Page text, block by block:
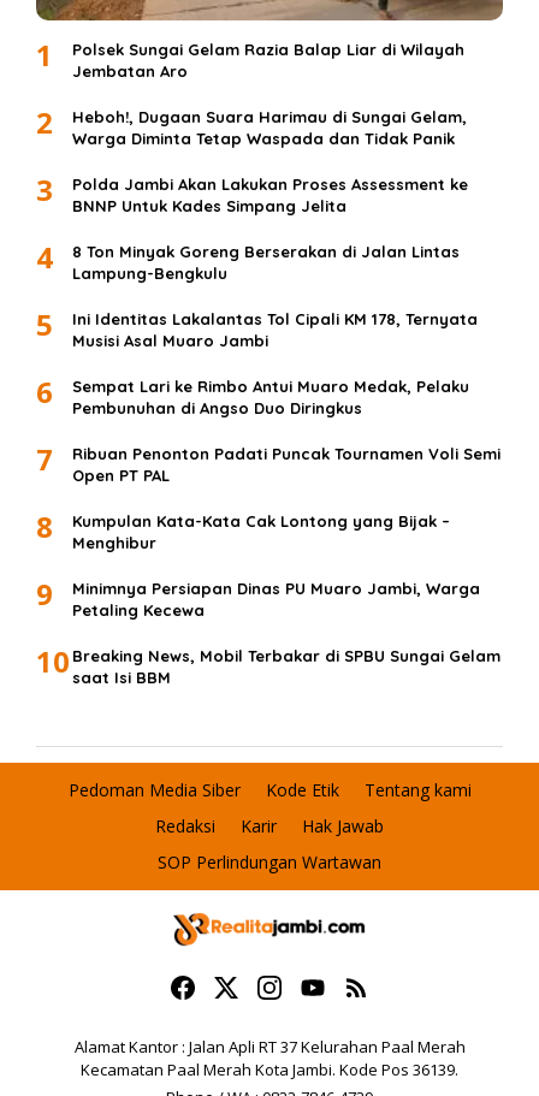
1
Polsek Sungai Gelam Razia Balap Liar di Wilayah
Jembatan Aro
2
Heboh!, Dugaan Suara Harimau di Sungai Gelam,
Warga Diminta Tetap Waspada dan Tidak Panik
3
Polda Jambi Akan Lakukan Proses Assessment ke
BNNP Untuk Kades Simpang Jelita
4
8 Ton Minyak Goreng Berserakan di Jalan Lintas
Lampung-Bengkulu
5
Ini Identitas Lakalantas Tol Cipali KM 178, Ternyata
Musisi Asal Muaro Jambi
6
Sempat Lari ke Rimbo Antui Muaro Medak, Pelaku
Pembunuhan di Angso Duo Diringkus
7
Ribuan Penonton Padati Puncak Tournamen Voli Semi
Open PT PAL
8
Kumpulan Kata-Kata Cak Lontong yang Bijak –
Menghibur
9
Minimnya Persiapan Dinas PU Muaro Jambi, Warga
Petaling Kecewa
10 Breaking News, Mobil Terbakar di SPBU Sungai Gelam
saat Isi BBM
Pedoman Media Siber Kode Etik
Tentang kami
Redaksi
Karir
Hak Jawab
SOP Perlindungan Wartawan
Alamat Kantor : Jalan Apli RT 37 Kelurahan Paal Merah
Kecamatan Paal Merah Kota Jambi. Kode Pos 36139.